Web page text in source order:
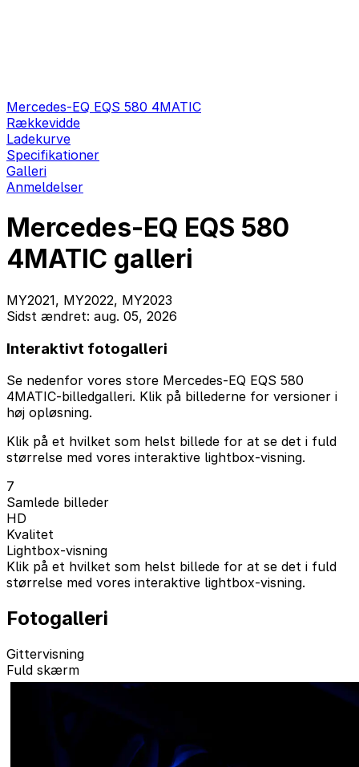
Mercedes-EQ EQS 580 4MATIC
Rækkevidde
Ladekurve
Specifikationer
Galleri
Anmeldelser
Mercedes-EQ EQS 580
4MATIC galleri
MY2021, MY2022, MY2023
Sidst ændret: aug. 05, 2026
Interaktivt fotogalleri
Se nedenfor vores store Mercedes-EQ EQS 580
4MATIC-billedgalleri. Klik på billederne for versioner i
høj opløsning.
Klik på et hvilket som helst billede for at se det i fuld
størrelse med vores interaktive lightbox-visning.
7
Samlede billeder
HD
Kvalitet
Lightbox-visning
Klik på et hvilket som helst billede for at se det i fuld
størrelse med vores interaktive lightbox-visning.
Fotogalleri
Gittervisning
Fuld skærm